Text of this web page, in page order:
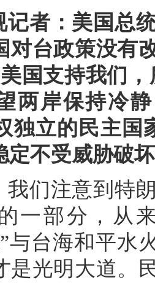
记者：美国总
对台政策没有
国支持我们
两岸保持冷
独立的民主
定不受威胁破
我们注意到特
一部分，从
与台海和平水
是光明大道。